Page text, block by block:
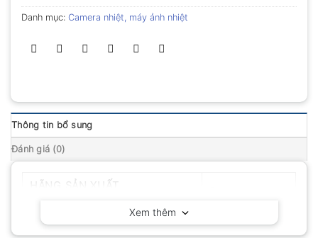
Danh mục: Camera nhiệt, máy ảnh nhiệt
Thông tin bổ sung
Đánh giá (0)
Xem thêm